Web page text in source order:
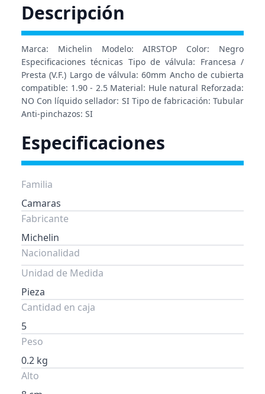
Descripción
Marca: Michelin Modelo: AIRSTOP Color: Negro
Especificaciones técnicas Tipo de válvula: Francesa /
Presta (V.F.) Largo de válvula: 60mm Ancho de cubierta
compatible: 1.90 - 2.5 Material: Hule natural Reforzada:
NO Con líquido sellador: SI Tipo de fabricación: Tubular
Anti-pinchazos: SI
Especificaciones
Familia
Camaras
Fabricante
Michelin
Nacionalidad
Unidad de Medida
Pieza
Cantidad en caja
5
Peso
0.2 kg
Alto